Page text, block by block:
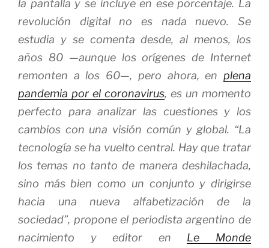
la pantalla y se incluye en ese porcentaje. La
revolución digital no es nada nuevo. Se
estudia y se comenta desde, al menos, los
años 80 —aunque los orígenes de Internet
remonten a los 60—, pero ahora, en plena
pandemia por el coronavirus, es un momento
perfecto para analizar las cuestiones y los
cambios con una visión común y global. “La
tecnología se ha vuelto central. Hay que tratar
los temas no tanto de manera deshilachada,
sino más bien como un conjunto y dirigirse
hacia una nueva alfabetización de la
sociedad”, propone el periodista argentino de
nacimiento y editor en Le Monde